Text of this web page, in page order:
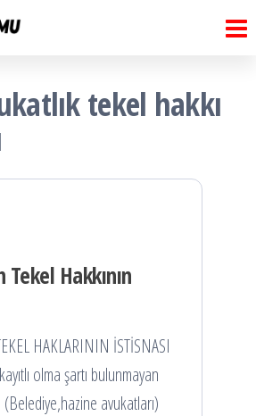
tekel hakkı
Hakkının
HAKLARININ İSTİSNASI
olma şartı bulunmayan
(Belediye,hazine avukatları)